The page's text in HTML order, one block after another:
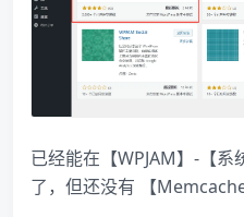
已经能在【WPJAM】-【系
了，但还没有 【